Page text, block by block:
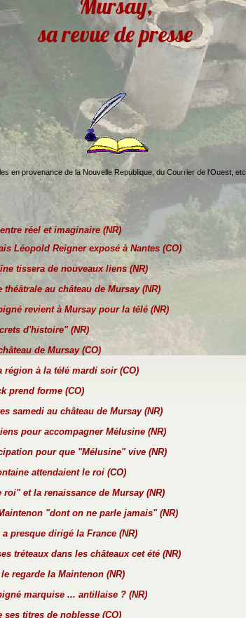
Mursay,
sa revue de presse
en provenance de la Nouvelle Republique, du Courrier de l'Ouest, etc.
réel et imaginaire (NR)
Léopold Reigner exposé à Nantes (CO)
tissera de nouveaux liens (NR)
théâtrale au château de Mursay (NR)
revient à Mursay pour la télé (NR)
d'histoire" (NR)
de Mursay (CO)
région à la télé mardi soir (CO)
prend forme (CO)
samedi au château de Mursay (NR)
pour accompagner Mélusine (NR)
pour que "Mélusine" vive (NR)
attendaient le roi (CO)
roi" et la renaissance de Mursay (NR)
"dont on ne parle jamais" (NR)
presque dirigé la France (NR)
tréteaux dans les châteaux cet été (NR)
regarde la Maintenon (NR)
marquise ... antillaise ? (NR)
ses titres de noblesse (CO)